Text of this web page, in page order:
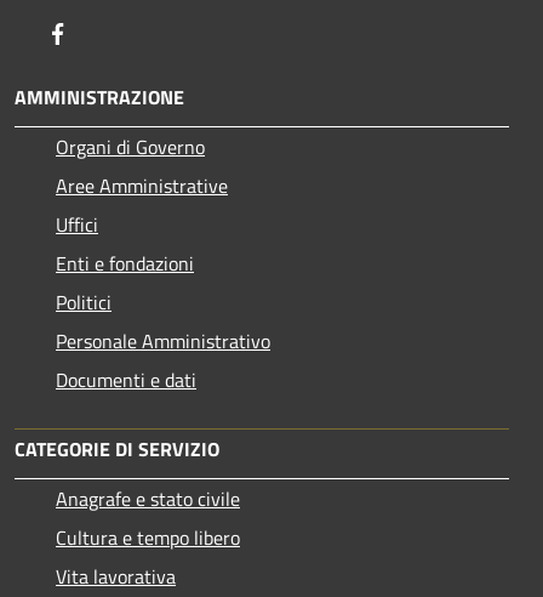
AMMINISTRAZIONE
Organi di Governo
Aree Amministrative
Uffici
Enti e fondazioni
Politici
Personale Amministrativo
Documenti e dati
CATEGORIE DI SERVIZIO
Anagrafe e stato civile
Cultura e tempo libero
Vita lavorativa